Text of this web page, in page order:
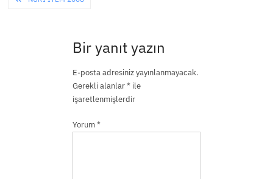
Bir yanıt yazın
E-posta adresiniz yayınlanmayacak.
Gerekli alanlar*ile
işaretlenmişlerdir
Yorum*